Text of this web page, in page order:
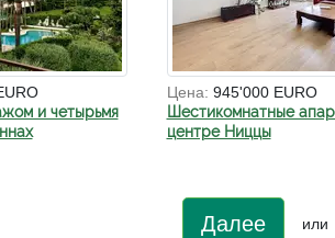
и четырьмя
Цена: 945'000 EURO
Шестикомнатные
центре Ниццы
Далее или